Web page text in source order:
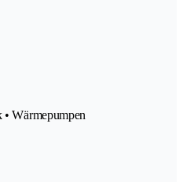
• Wärmepumpen